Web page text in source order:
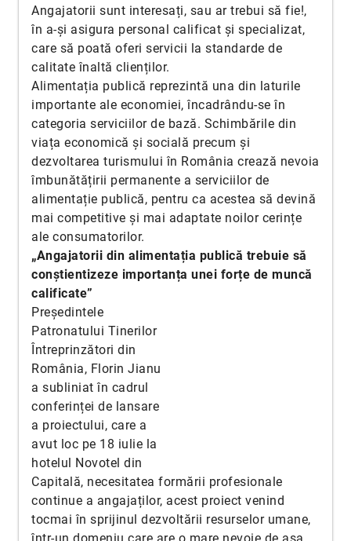
Angajatorii sunt interesați, sau ar trebui să fie!,
în a-și asigura personal calificat și specializat,
care să poată oferi servicii la standarde de
calitate înaltă clienților.
Alimentația publică reprezintă una din laturile
importante ale economiei, încadrându-se în
categoria serviciilor de bază. Schimbările din
viața economică și socială precum și
dezvoltarea turismului în România crează nevoia
îmbunătățirii permanente a serviciilor de
alimentație publică, pentru ca acestea să devină
mai competitive și mai adaptate noilor cerințe
ale consumatorilor.
„Angajatorii din alimentația publică trebuie să
conștientizeze importanța unei forțe de muncă
calificate”
Președintele
Patronatului Tinerilor
Întreprinzători din
România, Florin Jianu
a subliniat în cadrul
conferinței de lansare
a proiectului, care a
avut loc pe 18 iulie la
hotelul Novotel din
Capitală, necesitatea formării profesionale
continue a angajaților, acest proiect venind
tocmai în sprijinul dezvoltării resurselor umane,